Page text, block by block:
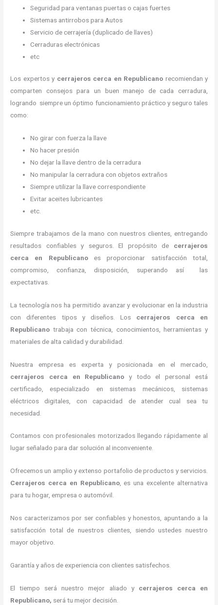
Seguridad para ventanas puertas o cajas fuertes
Sistemas antirrobos para Autos
Servicio de cerrajería (duplicado de llaves)
Cerraduras electrónicas
etc
Los expertos y cerrajeros cerca en Republicano recomiendan y
comparten consejos para un buen manejo de cada cerradura,
logrando siempre un óptimo funcionamiento práctico y seguro tales
como:
No girar con fuerza la llave
No hacer presión
No dejar la llave dentro de la cerradura
No manipular la cerradura con objetos extraños
Siempre utilizar la llave correspondiente
Evitar aceites lubricantes
etc.
Siempre trabajamos de la mano con nuestros clientes, entregando
resultados confiables y seguros. El propósito de cerrajeros
cerca
en Republicanoes proporcionar satisfacción total,
compromiso, confianza, disposición, superando así las
expectativas.
La tecnología nos ha permitido avanzar y evolucionar en la industria
con diferentes tipos y diseños. Los cerrajeros cerca en
Republicano trabaja con técnica, conocimientos, herramientas y
materiales de alta calidad y durabilidad.
Nuestra empresa es experta y posicionada en el mercado,
cerrajeros cerca en Republicano y todo el personal está
certificado, especializado en sistemas mecánicos, sistemas
eléctricos digitales, con capacidad de atender cual sea tu
necesidad.
Contamos con profesionales motorizados llegando rápidamente al
lugar señalado para dar solución al inconveniente.
Ofrecemos un amplio y extenso portafolio de productos y servicios.
Cerrajeros cerca en Republicano, es una excelente alternativa
para tu hogar, empresa o automóvil.
Nos caracterizamos por ser confiables y honestos, apuntando a la
satisfacción total de nuestros clientes, siendo ustedes nuestro
mayor objetivo.
Garantía y años de experiencia con clientes satisfechos.
El tiempo será nuestro mejor aliado y cerrajeros cerca
en
Republicano, será tu mejor decisión.